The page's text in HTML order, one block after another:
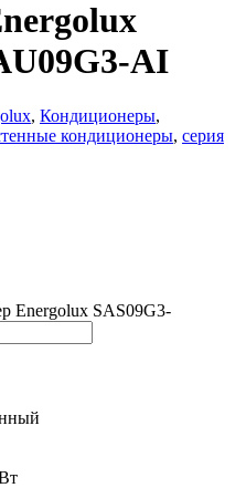
AI
, Кондиционеры,
кондиционеры, серия
Energolux SAS09G3-